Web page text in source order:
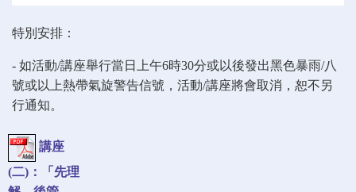
特別安排：
- 如活動/講座舉行當日上午6時30分或以後發出黑色暴雨/八
號或以上熱帶氣旋警告信號， 活動/講座將會取消，恕不另
行通知。
講座
(二)：「先理